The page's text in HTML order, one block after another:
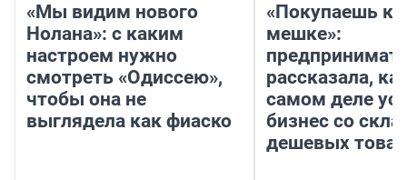
«Мы видим нового
Нолана»: с каким
настроем нужно
смотреть «Одиссею»,
чтобы она не
выглядела как фиаско
«Покупаешь
мешке»:
рассказала,
самом деле
бизнес со
дешевых